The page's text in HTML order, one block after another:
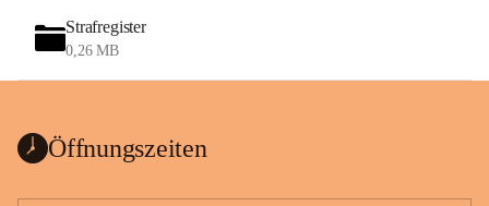
Strafregister
0,26 MB
Öffnungszeiten